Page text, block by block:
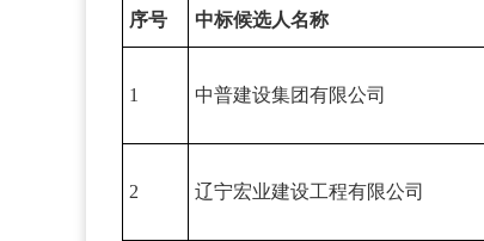
序号 中标候选人名称
1 中普建设集团有限公司
2 辽宁宏业建设工程有限公司